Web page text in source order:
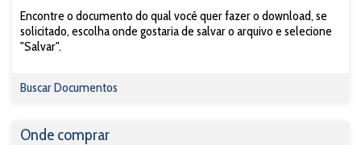
Encontre o documento do qual você quer fazer o download, se
solicitado, escolha onde gostaria de salvar o arquivo e selecione
"Salvar".
Buscar Documentos
Onde comprar